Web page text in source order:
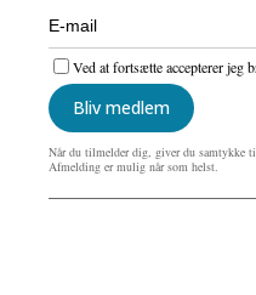
Bliv medlem
Ved at fortsætte accepterer jeg
Når du tilmelder dig, giver du samtykke
Afmelding er mulig når som helst.